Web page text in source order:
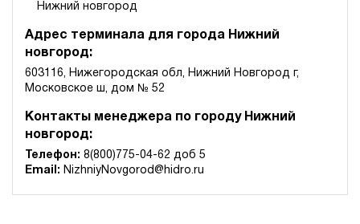
Нижний новгород
Адрес терминала для города Нижний
новгород:
603116, Нижегородская обл, Нижний Новгород г,
Московское ш, дом № 52
Контакты менеджера по городу Нижний
новгород:
Телефон: 8(800)775-04-62 доб 5
Email: NizhniyNovgorod@hidro.ru